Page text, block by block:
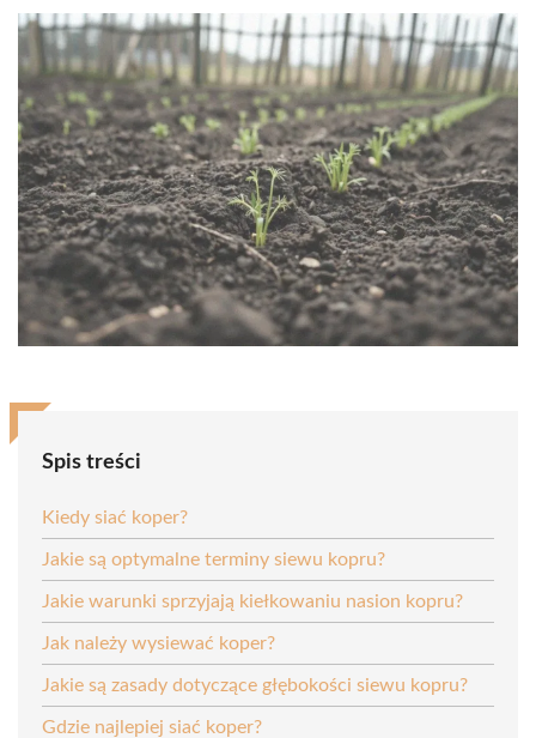
Spis treści
Kiedy siać koper?
Jakie są optymalne terminy siewu kopru?
Jakie warunki sprzyjają kiełkowaniu nasion kopru?
Jak należy wysiewać koper?
Jakie są zasady dotyczące głębokości siewu kopru?
Gdzie najlepiej siać koper?